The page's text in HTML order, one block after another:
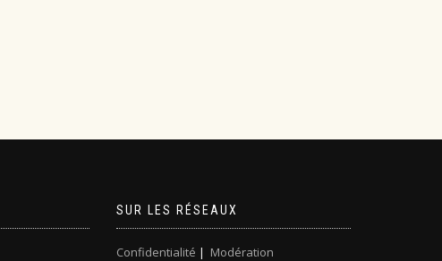
SUR LES RÉSEAUX
Confidentialité | Modération